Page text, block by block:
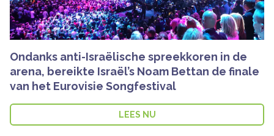
Ondanks anti-Israëlische spreekkoren in de
arena, bereikte Israël’s Noam Bettan de finale
van het Eurovisie Songfestival
LEES NU